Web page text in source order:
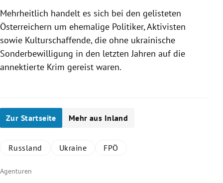
Mehrheitlich handelt es sich bei den gelisteten
Österreichern um ehemalige Politiker, Aktivisten
sowie Kulturschaffende, die ohne ukrainische
Sonderbewilligung in den letzten Jahren auf die
annektierte Krim gereist waren.
Zur Startseite Mehr aus Inland
Russland Ukraine FPÖ
Agenturen